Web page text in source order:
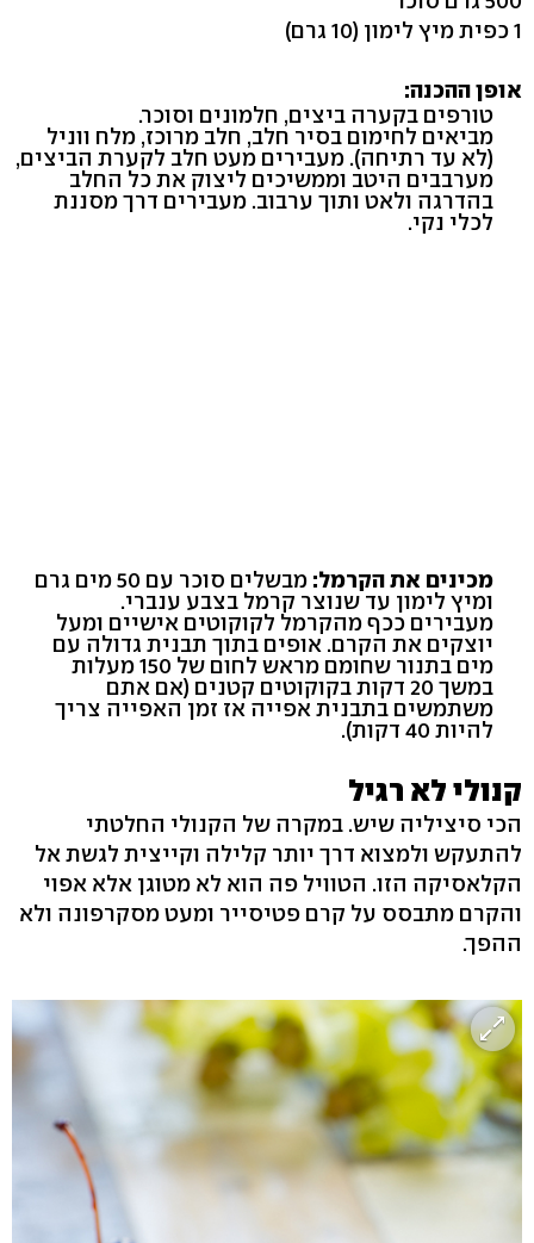
1 כפית מיץ לימון (10 גרם)
אופן ההכנה:
טורפים בקערה ביצים, חלמונים וסוכר.
מביאים לחימום בסיר חלב, חלב מרוכז, מלח ווניל
(לא עד רתיחה). מעבירים מעט חלב לקערת הביצים,
מערבבים היטב וממשיכים ליצוק את כל החלב
בהדרגה ולאט ותוך ערבוב. מעבירים דרך מסננת
לכלי נקי.
מכינים את הקרמל: מבשלים סוכר עם 50 מים גרם
ומיץ לימון עד שנוצר קרמל בצבע ענברי.
מעבירים ככף מהקרמל לקוקוטים אישיים ומעל
יוצקים את הקרם. אופים בתוך תבנית גדולה עם
מים בתנור שחומם מראש לחום של 150 מעלות
במשך 20 דקות בקוקוטים קטנים (אם אתם
משתמשים בתבנית אפייה אז זמן האפייה צריך
להיות 40 דקות).
קנולי לא רגיל
הכי סיציליה שיש. במקרה של הקנולי החלטתי
להתעקש ולמצוא דרך יותר קלילה וקייצית לגשת אל
הקלאסיקה הזו. הטוויל פה הוא לא מטוגן אלא אפוי
והקרם מתבסס על קרם פטיסייר ומעט מסקרפונה ולא
ההפך.